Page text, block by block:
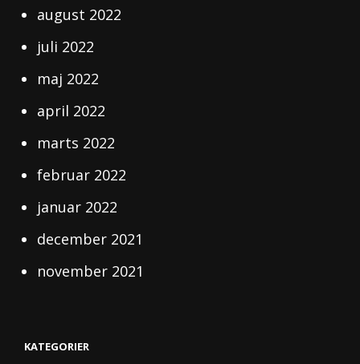
august 2022
juli 2022
maj 2022
april 2022
marts 2022
februar 2022
januar 2022
december 2021
november 2021
KATEGORIER